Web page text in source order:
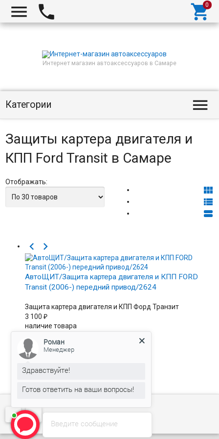
  
Интернет магазин автоаксессуаров в Самаре
Категории 
Защиты картера двигателя и
КПП Ford Transit в Самаре
Отображать:



 
АвтоЩИТ/Защита картера двигателя и КПП FORD
Transit (2006-) передний привод/2624
Защита картера двигателя и КПП Форд Транзит
3 100 ₽
наличие товара
менеджера
 
Введите сообщение
Роман
Менеджер
Здравствуйте!
Готов ответить на ваши вопросы!